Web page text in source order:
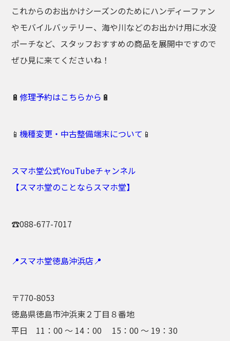
これからのお出かけシーズンのためにハンディーファン
やモバイルバッテリー、海や川などのお出かけ用に水没
ポーチなど、スタッフおすすめの商品を展開中ですので
ぜひ見に来てくださいね！
🔋修理予約はこちらから 🔋
📱機種変更・中古整備端末について 📱
スマホ堂公式YouTubeチャンネル
【スマホ堂のことならスマホ堂】
☎088-677-7017
📍スマホ堂徳島沖浜店📍
〒770-8053
徳島県徳島市沖浜東２丁目８番地
平日 11：00 ～ 14：00 15：00 ～ 19：30